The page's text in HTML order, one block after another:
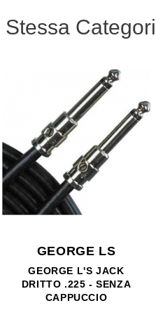
3,5-F
6,3-M
REFERENCE